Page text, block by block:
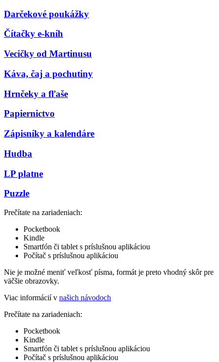
Darčekové poukážky
Čítačky e-kníh
Vecičky od Martinusu
Káva, čaj a pochutiny
Hrnčeky a fľaše
Papiernictvo
Zápisníky a kalendáre
Hudba
LP platne
Puzzle
Prečítate na zariadeniach:
Pocketbook
Kindle
Smartfón či tablet s príslušnou aplikáciou
Počítač s príslušnou aplikáciou
Nie je možné meniť veľkosť písma, formát je preto vhodný skôr pre
väčšie obrazovky.
Viac informácií v našich návodoch
Prečítate na zariadeniach:
Pocketbook
Kindle
Smartfón či tablet s príslušnou aplikáciou
Počítač s príslušnou aplikáciou